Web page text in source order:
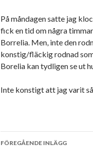
På måndagen satte jag
fick en tid om några
Borrelia. Men, inte den
konstig/fläckig rodnad
Borelia kan tydligen se ut
Inte konstigt att jag varit
FÖREGÅENDE INLÄGG